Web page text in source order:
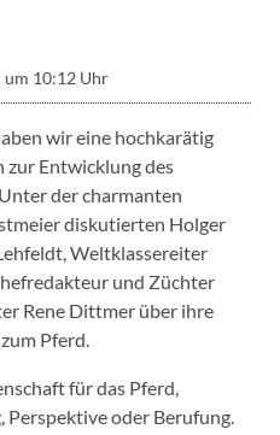
um 10:12 Uhr
wir eine hochkarätig
zur Entwicklung des
der charmanten
diskutierten Holger
Weltklassereiter
und Züchter
Rene Dittmer über ihre
Pferd.
für das Pferd,
Perspektive oder Berufung.